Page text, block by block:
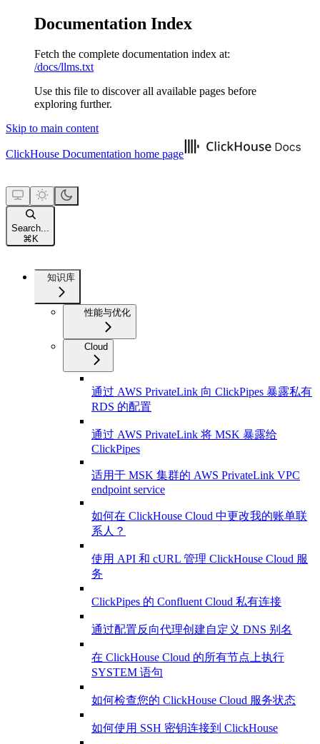
Documentation Index
Fetch the complete documentation index at:
/docs/llms.txt
Use this file to discover all available pages before
exploring further.
Skip to main content
ClickHouse Documentation home page
Search...
⌘ K
知识库
性能与优化
Cloud
通过 AWS PrivateLink 向 ClickPipes 暴露私有
RDS 的配置
通过 AWS PrivateLink 将 MSK 暴露给
ClickPipes
适用于 MSK 集群的 AWS PrivateLink VPC
endpoint service
如何在 ClickHouse Cloud 中更改我的账单联
系人？
使用 API 和 cURL 管理 ClickHouse Cloud 服
务
ClickPipes 的 Confluent Cloud 私有连接
通过配置反向代理创建自定义 DNS 别名
在 ClickHouse Cloud 的所有节点上执行
SYSTEM 语句
如何检查您的 ClickHouse Cloud 服务状态
如何使用 SSH 密钥连接到 ClickHouse